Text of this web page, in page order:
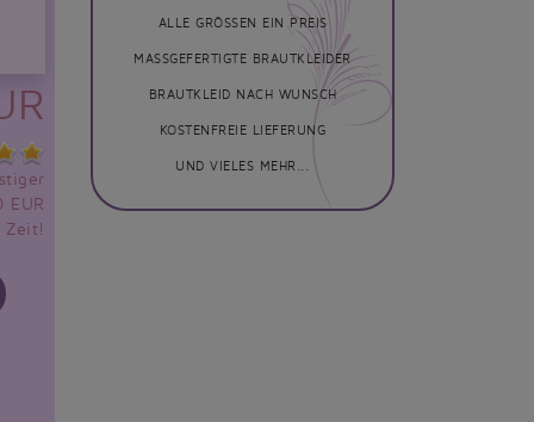
EUR
Zeit!
ALLE GRÖSSEN EIN PREIS
MASSGEFERTIGTE BRAUTKLEIDER
BRAUTKLEID NACH WUNSCH
KOSTENFREIE LIEFERUNG
UND VIELES MEHR...